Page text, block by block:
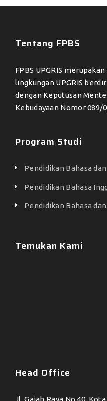
Tentang FPBS
FPBS UPGRIS
lingkungan UPGRIS
dengan Keputusan
Kebudayaan Nomor 089/
Program Studi
Pendidikan Bahasa
Pendidikan Bahasa
Pendidikan Bahasa
Temukan Kami
Head Office
Jl. Gajah Raya No.40,